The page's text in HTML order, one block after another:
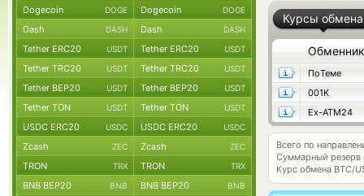
Курсы обмена
Обменник
ПоТеме
001K
Ex-ATM24
Всего по
Суммарный резерв
Курс обмена BTC/
Dogecoin DOGE Dogecoin DOGE
Dash DASH Dash DASH
Tether ERC20 USDT Tether ERC20 USDT
Tether TRC20 USDT Tether TRC20 USDT
Tether BEP20 USDT Tether BEP20 USDT
Tether TON USDT Tether TON USDT
USDC ERC20 USDC USDC ERC20 USDC
Zcash ZEC Zcash ZEC
TRON TRX TRON TRX
BNB BEP20 BNB BNB BEP20 BNB